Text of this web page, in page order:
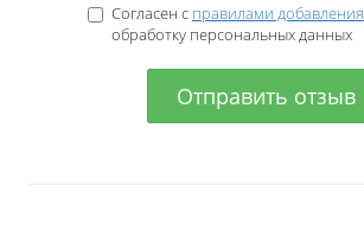
Согласен с правилами добавления
обработку персональных данных
Отправить отзыв